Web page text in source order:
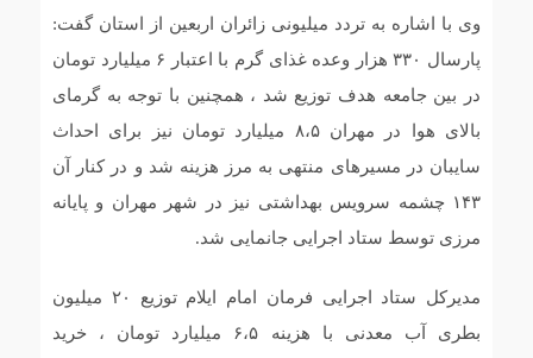
وی با اشاره به تردد میلیونی زائران اربعین از استان گفت:
پارسال ۳۳۰ هزار وعده غذای گرم با اعتبار ۶ میلیارد تومان
در بین جامعه هدف توزیع شد ، همچنین با توجه به گرمای
بالای هوا در مهران ۸،۵ میلیارد تومان نیز برای احداث
سایبان در مسیرهای منتهی به مرز هزینه شد و در کنار آن
۱۴۳ چشمه سرویس بهداشتی نیز در شهر مهران و پایانه
مرزی توسط ستاد اجرایی جانمایی شد.
مدیرکل ستاد اجرایی فرمان امام ایلام توزیع ۲۰ میلیون
بطری آب معدنی با هزینه ۶،۵ میلیارد تومان ، خرید